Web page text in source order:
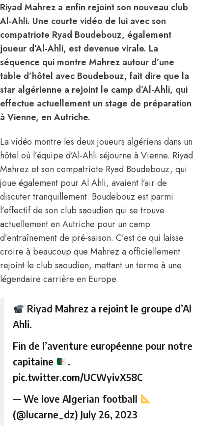
Riyad Mahrez a enfin rejoint son nouveau club
Al-Ahli. Une courte vidéo de lui avec son
compatriote Ryad Boudebouz, également
joueur d’Al-Ahli, est devenue virale. La
séquence qui montre Mahrez autour d’une
table d’hôtel avec Boudebouz, fait dire que la
star algérienne a rejoint le camp d’Al-Ahli, qui
effectue actuellement un stage de préparation
à Vienne, en Autriche.
La vidéo montre les deux joueurs algériens dans un
hôtel où l’équipe d’Al-Ahli séjourne à Vienne. Riyad
Mahrez et son compatriote Ryad Boudebouz, qui
joue également pour Al Ahli, avaient l’air de
discuter tranquillement. Boudebouz est parmi
l’effectif de son club saoudien qui se trouve
actuellement en Autriche pour un camp
d’entraînement de pré-saison. C’est ce qui laisse
croire à beaucoup que Mahrez a officiellement
rejoint le club saoudien, mettant un terme à une
légendaire carrière en Europe.
Riyad Mahrez a rejoint le groupe d’Al
Ahli.
Fin de l’aventure européenne pour notre
capitaine
.
pic.twitter.com/UCWyivX58C
— We love Algerian football
(@lucarne_dz)July 26, 2023